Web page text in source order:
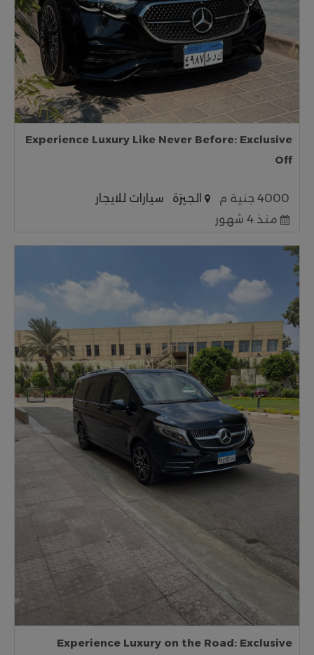
Experience Luxury Like Never Before: Exclusive
Off
4000 جنية م الجيزة
سيارات للايجار
منذ 4 شهور
Experience Luxury on the Road: Exclusive